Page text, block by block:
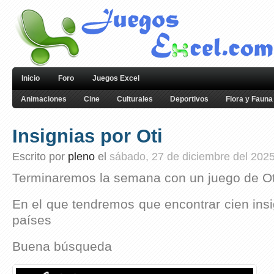
Inicio Foro Juegos Excel
Animaciones Cine Culturales Deportivos Flora y Fauna
Insignias por Oti
Escrito por pleno el sábado, 27 de diciembre del
Terminaremos la semana con un juego de
En el que tendremos que encontrar cien
países
Buena búsqueda